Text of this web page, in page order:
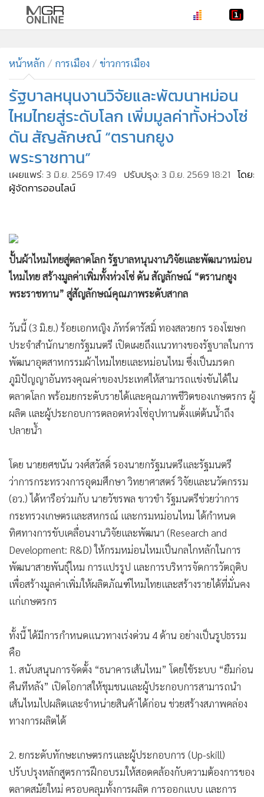
• ทันเหตุการณ์
• ภาคใต้
• ภูมิภาค
• Online Section
• บันเทิง
• ผู้จัดการรายวัน
• คอลัมนิสต์
• ละคร
• ผู้จัดกวน
• Good health & Well-being
• Green Innovation & SD
• Management & HR
MGR Live
Infographic
• การเมือง
ท่องเที่ยว
• กีฬา
• ต่างประเทศ
• Special Scoop
• จีน
• ชุมชน-คุณภาพชีวิต
• อาชญากรรม
• Motoring
• เกม
• วิทยาศาสตร์
• SMEs
หุ้น
• กองทุนรวม
• Celeb Online
• Factcheck
• ญี่ปุ่น
• News1
• Gotomanager
หน้าหลัก การเมือง ข่าวการเมือง
รัฐบาลหนุนงานวิจัยและพัฒนาหม่อน
ไหมไทยสู่ระดับโลก เพิ่มมูลค่าทั้งห่วงโซ่
ดัน สัญลักษณ์ “ตรานกยูง
พระราชทาน”
เผยแพร่: 3 มิ.ย. 2569 17:49 ปรับปรุง: 3 มิ.ย. 2569 18:21 โดย:
ผู้จัดการออนไลน์
ปั้นผ้าไหมไทยสู่ตลาดโลก รัฐบาลหนุนงานวิจัยและพัฒนาหม่อน
ไหมไทย สร้างมูลค่าเพิ่มทั้งห่วงโซ่ ดัน สัญลักษณ์ “ตรานกยูง
พระราชทาน” สู่สัญลักษณ์คุณภาพระดับสากล
วันนี้ (3 มิ.ย.) ร้อยเอกหญิง ภัทร์ดารัสมิ์ ทองสลวยกร รองโฆษก
ประจำสำนักนายกรัฐมนตรี เปิดเผยถึงแนวทางของรัฐบาลในการ
พัฒนาอุตสาหกรรมผ้าไหมไทยและหม่อนไหม ซึ่งเป็นมรดก
ภูมิปัญญาอันทรงคุณค่าของประเทศให้สามารถแข่งขันได้ใน
ตลาดโลก พร้อมยกระดับรายได้และคุณภาพชีวิตของเกษตรกร ผู้
ผลิต และผู้ประกอบการตลอดห่วงโซ่อุปทานตั้งแต่ต้นน้ำถึง
ปลายน้ำ
โดย นายยศชนัน วงศ์สวัสดิ์ รองนายกรัฐมนตรีและรัฐมนตรี
ว่าการกระทรวงการอุดมศึกษา วิทยาศาสตร์ วิจัยและนวัตกรรม
(อว.) ได้หารือร่วมกับ นายวัชรพล ขาวขำ รัฐมนตรีช่วยว่าการ
กระทรวงเกษตรและสหกรณ์ และกรมหม่อนไหม ได้กำหนด
ทิศทางการขับเคลื่อนงานวิจัยและพัฒนา (Research and
Development: R&D) ให้กรมหม่อนไหมเป็นกลไกหลักในการ
พัฒนาสายพันธุ์ไหม การแปรรูป และการบริหารจัดการวัตถุดิบ
เพื่อสร้างมูลค่าเพิ่มให้ผลิตภัณฑ์ไหมไทยและสร้างรายได้ที่มั่นคง
แก่เกษตรกร
ทั้งนี้ ได้มีการกำหนดแนวทางเร่งด่วน 4 ด้าน อย่างเป็นรูปธรรม
คือ
1. สนับสนุนการจัดตั้ง “ธนาคารเส้นไหม” โดยใช้ระบบ “ยืมก่อน
คืนทีหลัง” เปิดโอกาสให้ชุมชนและผู้ประกอบการสามารถนำ
เส้นไหมไปผลิตและจำหน่ายสินค้าได้ก่อน ช่วยสร้างสภาพคล่อง
ทางการผลิตได้
2. ยกระดับทักษะเกษตรกรและผู้ประกอบการ (Up-skill)
ปรับปรุงหลักสูตรการฝึกอบรมให้สอดคล้องกับความต้องการของ
ตลาดสมัยใหม่ ครอบคลุมทั้งการผลิต การออกแบบ และการ